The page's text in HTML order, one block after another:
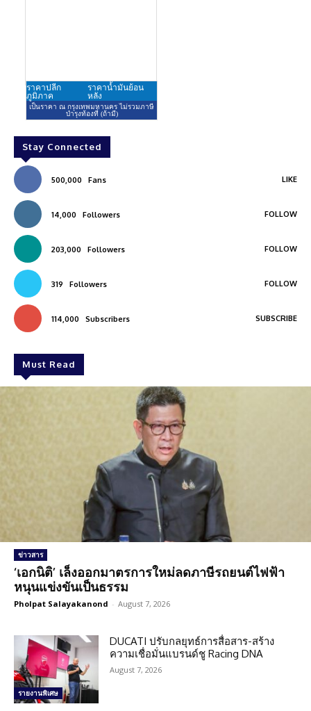
Stay Connected
500,000 Fans LIKE
14,000 Followers FOLLOW
203,000 Followers FOLLOW
319 Followers FOLLOW
114,000 Subscribers SUBSCRIBE
Must Read
ข่าวสาร
‘เอกนิติ’ เล็งออกมาตรการใหม่ลดภาษีรถยนต์ไฟฟ้า
หนุนแข่งขันเป็นธรรม
Pholpat Salayakanond - August 7, 2026
รายงานพิเศษ
DUCATI ปรับกลยุทธ์การสื่อสาร-สร้าง
ความเชื่อมั่นแบรนด์ชู Racing DNA
August 7, 2026